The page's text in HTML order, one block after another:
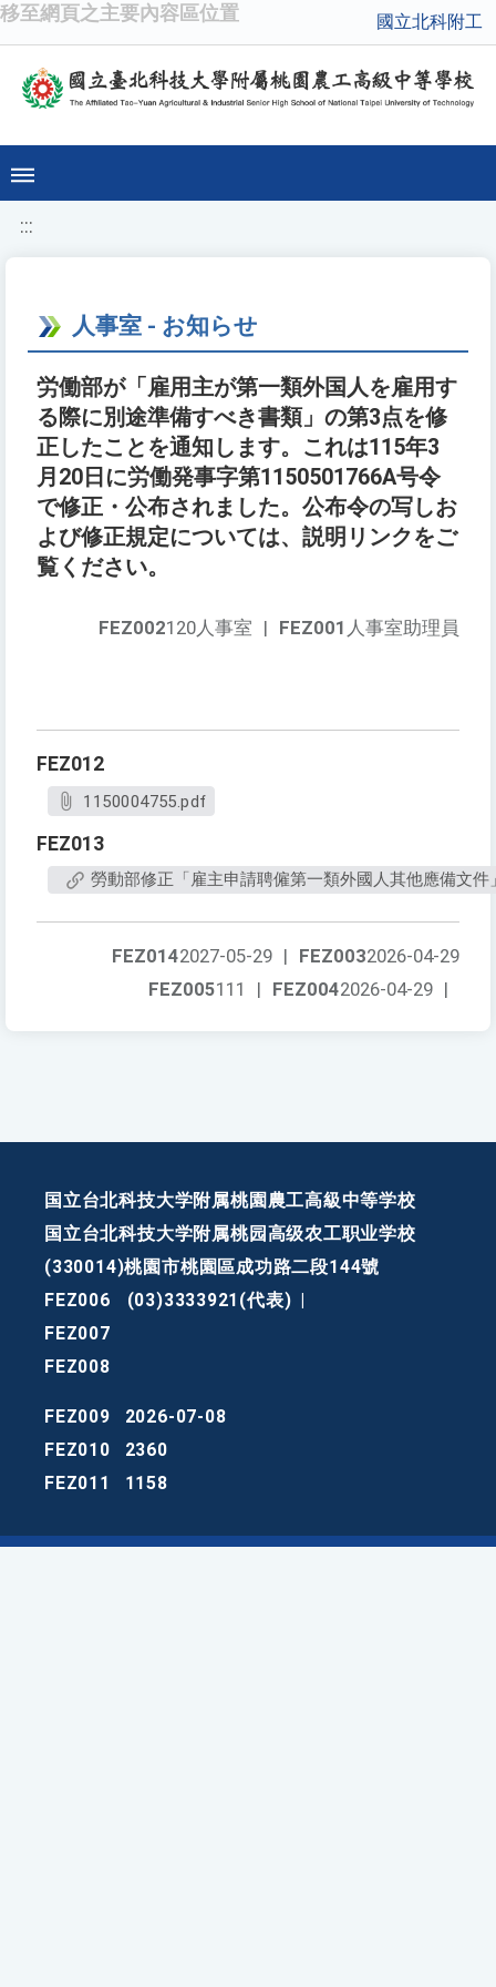
移至網頁之主要內容區位置 國立北科附工
:::
人事室 - お知らせ
労働部が「雇用主が第一類外国人を雇用す
る際に別途準備すべき書類」の第3点を修
正したことを通知します。これは115年3
月20日に労働発事字第1150501766A号令
で修正・公布されました。公布令の写しお
よび修正規定については、説明リンクをご
覧ください。
FEZ001 人事室助理員
FEZ002120人事室 |
FEZ012
1150004755.pdf
FEZ013
勞動部修正「雇主申請聘僱第一類外國人其他應備文
FEZ0032026-04-29
FEZ0142027-05-29 |
FEZ0042026-04-29 |
FEZ005111 |
国立台北科技大学附属桃園農工高級中等学校
国立台北科技大学附属桃园高级农工职业学校
(330014)桃園市桃園區成功路二段144號
FEZ006
(03)3333921(代表)
FEZ007
FEZ008
FEZ009
2026-07-08
FEZ010
2360
FEZ011
1158